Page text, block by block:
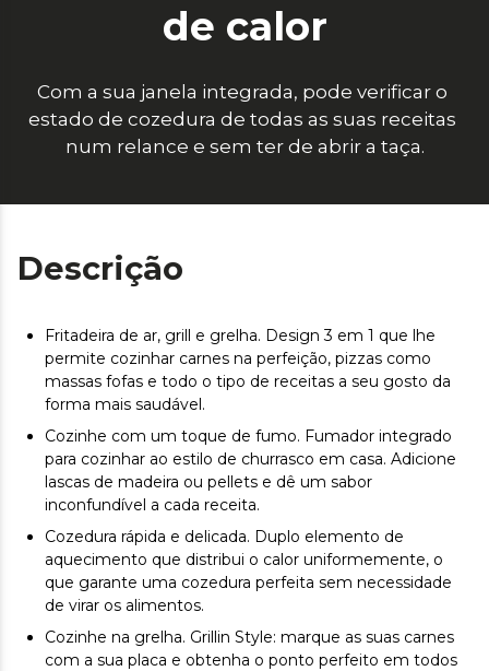
de calor
Com a sua janela integrada, pode verificar o
estado de cozedura de todas as suas receitas
num relance e sem ter de abrir a taça.
Descrição
Fritadeira de ar, grill e grelha. Design 3 em 1 que lhe
permite cozinhar carnes na perfeição, pizzas como
massas fofas e todo o tipo de receitas a seu gosto da
forma mais saudável.
Cozinhe com um toque de fumo. Fumador integrado
para cozinhar ao estilo de churrasco em casa. Adicione
lascas de madeira ou pellets e dê um sabor
inconfundível a cada receita.
Cozedura rápida e delicada. Duplo elemento de
aquecimento que distribui o calor uniformemente, o
que garante uma cozedura perfeita sem necessidade
de virar os alimentos.
Cozinhe na grelha. Grillin Style: marque as suas carnes
com a sua placa e obtenha o ponto perfeito em todos